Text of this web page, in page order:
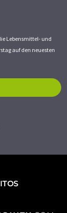
Lebensmittel- und
auf den neuesten